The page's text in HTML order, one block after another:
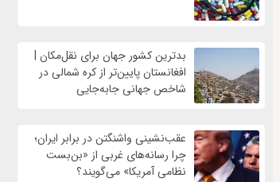
بدترین کشور جهان برای نقل‌مکان |
افغانستان پایین‌تر از کره شمالی در
شاخص جهانی جابه‌جایی
عقب‌نشینی واشنگتن در برابر ایران؛
چرا رسانه‌های غربی از «بن‌بست
نظامی آمریکا» می‌گویند؟